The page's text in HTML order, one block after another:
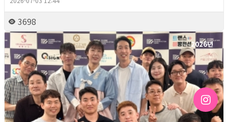
3698
2026년